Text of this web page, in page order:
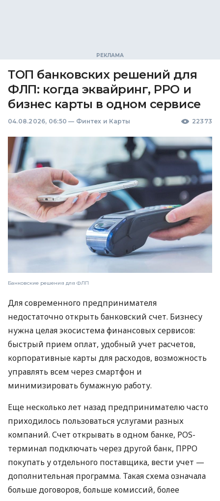
ТОП банковских решений для
ФЛП: когда эквайринг, РРО и
бизнес карты в одном сервисе
04.08.2026, 06:50 — Финтех и Карты 22373
Банковские решения для ФЛП
Для современного предпринимателя
недостаточно открыть банковский счет. Бизнесу
нужна целая экосистема финансовых сервисов:
быстрый прием оплат, удобный учет расчетов,
корпоративные карты для расходов, возможность
управлять всем через смартфон и
минимизировать бумажную работу.
Еще несколько лет назад предпринимателю часто
приходилось пользоваться услугами разных
компаний. Счет открывать в одном банке, POS-
терминал подключать через другой банк, ПРРО
покупать у отдельного поставщика, вести учет —
дополнительная программа. Такая схема означала
больше договоров, больше комиссий, более